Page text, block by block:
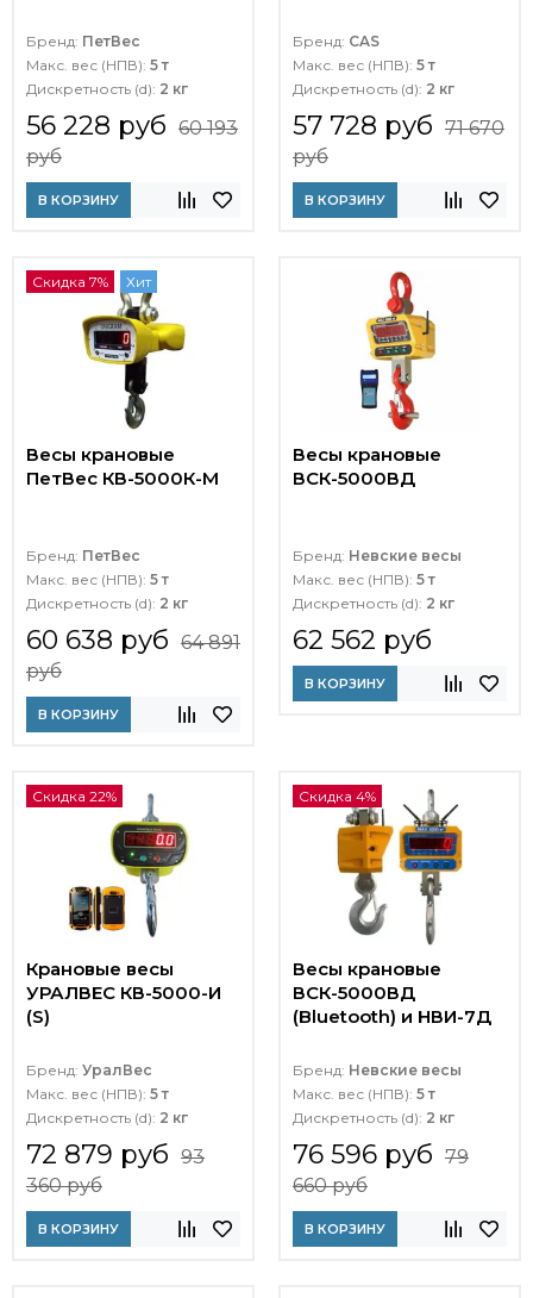
Бренд: ПетВес
Макс. вес (НПВ): 5 т
Дискретность (d): 2 кг
56 228 руб 60 193
руб
В КОРЗИНУ
Бренд: CAS
Макс. вес (НПВ): 5 т
Дискретность (d): 2 кг
57 728 руб 71 670
руб
В КОРЗИНУ
Скидка 7% Хит
Весы крановые
ПетВес КВ-5000К-М
Бренд: ПетВес
Макс. вес (НПВ): 5 т
Дискретность (d): 2 кг
60 638 руб 64 891
руб
В КОРЗИНУ
Весы крановые
ВСК-5000ВД
Бренд: Невские весы
Макс. вес (НПВ): 5 т
Дискретность (d): 2 кг
62 562 руб
В КОРЗИНУ
Скидка 22%
Крановые весы
УРАЛВЕС КВ-5000-И
(S)
Бренд: УралВес
Макс. вес (НПВ): 5 т
Дискретность (d): 2 кг
72 879 руб 93
360 руб
В КОРЗИНУ
Скидка 4%
Весы крановые
ВСК-5000ВД
(Bluetooth) и НВИ-7Д
Бренд: Невские весы
Макс. вес (НПВ): 5 т
Дискретность (d): 2 кг
76 596 руб 79
660 руб
В КОРЗИНУ